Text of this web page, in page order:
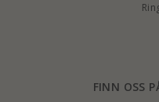
FINN OSS